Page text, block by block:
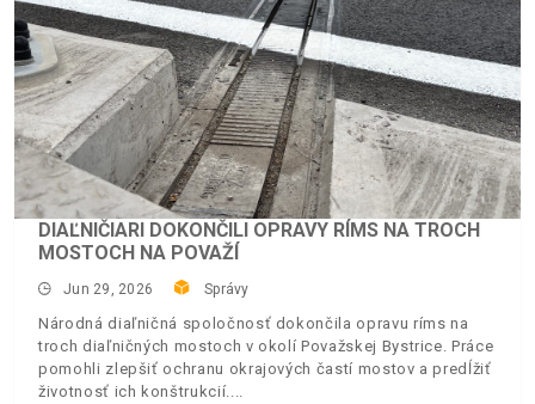
DIAĽNIČIARI DOKONČILI OPRAVY RÍMS NA TROCH
MOSTOCH NA POVAŽÍ
Jun 29, 2026 Správy
Národná diaľničná spoločnosť dokončila opravu ríms na
troch diaľničných mostoch v okolí Považskej Bystrice. Práce
pomohli zlepšiť ochranu okrajových častí mostov a predĺžiť
životnosť ich konštrukcií.